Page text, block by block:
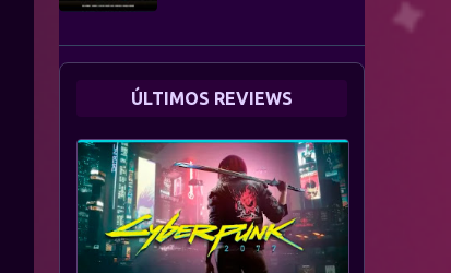
ÚLTIMOS REVIEWS